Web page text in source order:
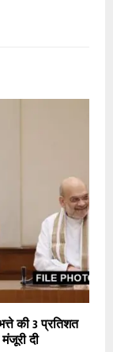
की 3 प्रतिशत
दी